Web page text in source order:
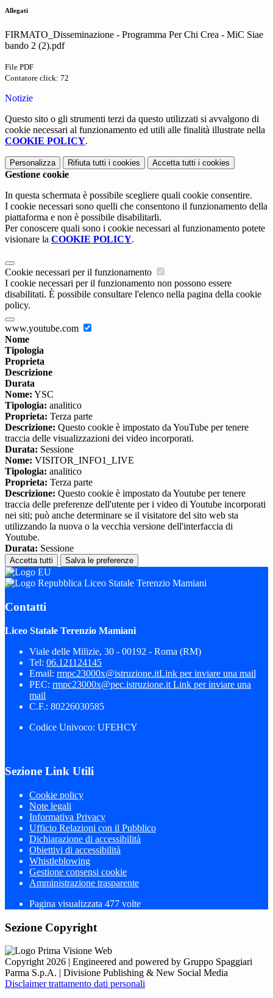
Allegati
FIRMATO_Disseminazione - Programma Per Chi Crea - MiC Siae
bando 2 (2).pdf
File PDF
Contatore click: 72
Notizie
Questo sito o gli strumenti terzi da questo utilizzati si avvalgono di
cookie necessari al funzionamento ed utili alle finalità illustrate nella
COOKIE POLICY.
Personalizza Rifiuta tutti i cookies Accetta tutti i cookies
Gestione cookie
In questa schermata è possibile scegliere quali cookie consentire.
I cookie necessari sono quelli che consentono il funzionamento della
piattaforma e non è possibile disabilitarli.
Per conoscere quali sono i cookie necessari al funzionamento potete
visionare la COOKIE POLICY.
Cookie necessari per il funzionamento
I cookie necessari per il funzionamento non possono essere
disabilitati. È possibile consultare l'elenco nella pagina della cookie
policy.
www.youtube.com
Nome
Tipologia
Proprieta
Descrizione
Durata
Nome: YSC
Tipologia: analitico
Proprieta: Terza parte
Descrizione: Questo cookie è impostato da YouTube per tenere
traccia delle visualizzazioni dei video incorporati.
Durata: Sessione
Nome: VISITOR_INFO1_LIVE
Tipologia: analitico
Proprieta: Terza parte
Descrizione: Questo cookie è impostato da Youtube per tenere
traccia delle preferenze dell'utente per i video di Youtube incorporati
nei siti; può anche determinare se il visitatore del sito web sta
utilizzando la nuova o la vecchia versione dell'interfaccia di
Youtube.
Durata: Sessione
Accetta tutti Salva le preferenze
Liceo Statale Terenzio Mamiani
Contatti
Liceo Statale Terenzio Mamiani
Viale delle Milizie, 30 - 00192 - Roma (RM)
Tel: 06.121124145
Email: rmpc23000x@istruzione.itLink per inviare una mail
PEC: rmpc23000x@pec.istruzione.it Link per inviare una
mail
C.F.: 80226030585
Codice Univoco: UFEHCY
Sezione Link Utili
Cookie policy
Note legali
Informativa Privacy
Ufficio Relazioni con il Pubblico
Dichiarazione di accessibilità
Obiettivi di accessibilità
Whistleblowing
Gestione consensi cookie
Amministrazione trasparente
Pagina visualizzata 477 volte
Sezione Copyright
Copyright 2026 | Engineered and powered by Gruppo Spaggiari
Parma S.p.A. | Divisione Publishing & New Social Media
Disclaimer trattamento dati personali